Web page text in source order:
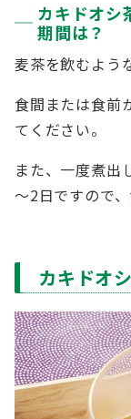
カキドオシ
期間は？
麦茶を飲むよう
食間または食前
てください。
また、一度煮出
～2日ですので
カキドオ